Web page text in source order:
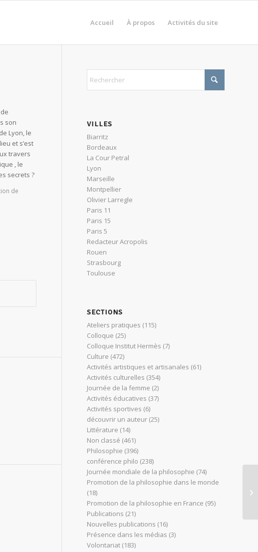
Accueil À propos Activités du site
son
Lyon, le
et s’est
travers
, le
secrets ?
de
VILLES
Biarritz
Bordeaux
La Cour Petral
Lyon
Marseille
Montpellier
Olivier Larregle
Paris 11
Paris 15
Paris 5
Redacteur Acropolis
Rouen
Strasbourg
Toulouse
SECTIONS
Ateliers pratiques (115)
Colloque (25)
Colloque Institut Hermès (7)
Culture (472)
Activités artistiques et artisanales (61)
Activités culturelles (354)
Journée de la femme (2)
Activités éducatives (37)
Activités sportives (6)
découvrir un auteur (25)
Littérature (14)
Non classé (461)
Philosophie (396)
conférence philo (238)
Journée mondiale de la philosophie (74)
Promotion de la philosophie dans le monde
(18)
Promotion de la philosophie en France (95)
Publications (21)
Nouvelles publications (16)
Présence dans les médias (3)
Volontariat (183)